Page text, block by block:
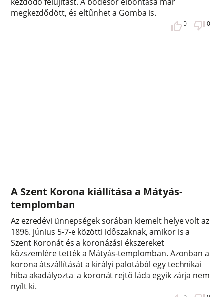
megkezdődött, és eltűnhet a Gomba is.
0 0
A Szent Korona kiállítása a Mátyás-
templomban
Az ezredévi ünnepségek sorában kiemelt helye volt az
1896. június 5-7-e közötti időszaknak, amikor is a
Szent Koronát és a koronázási ékszereket
közszemlére tették a Mátyás-templomban. Azonban a
korona átszállítását a királyi palotából egy technikai
hiba akadályozta: a koronát rejtő láda egyik zárja nem
nyílt ki.